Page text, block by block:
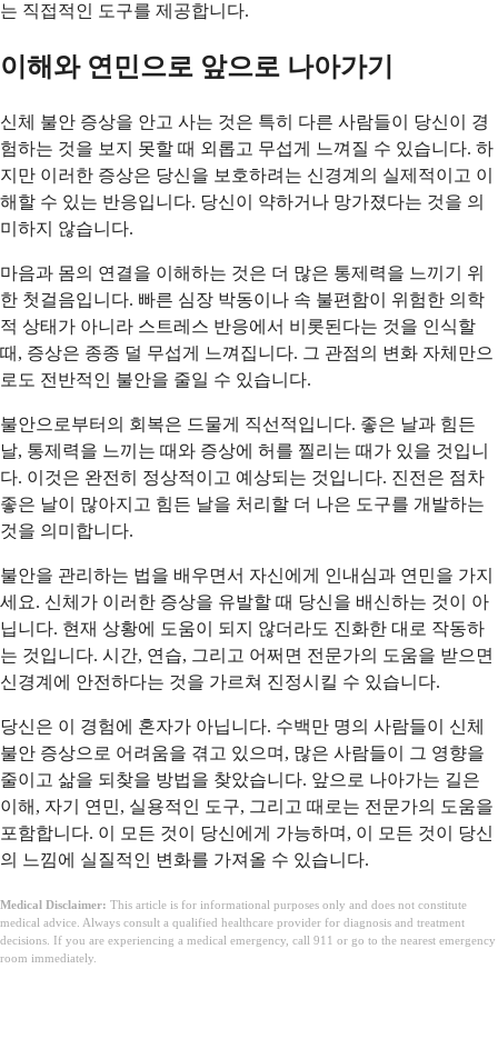
는 직접적인 도구를 제공합니다.
이해와 연민으로 앞으로 나아가기
신체 불안 증상을 안고 사는 것은 특히 다른 사람들이 당신이 경
험하는 것을 보지 못할 때 외롭고 무섭게 느껴질 수 있습니다. 하
지만 이러한 증상은 당신을 보호하려는 신경계의 실제적이고 이
해할 수 있는 반응입니다. 당신이 약하거나 망가졌다는 것을 의
미하지 않습니다.
마음과 몸의 연결을 이해하는 것은 더 많은 통제력을 느끼기 위
한 첫걸음입니다. 빠른 심장 박동이나 속 불편함이 위험한 의학
적 상태가 아니라 스트레스 반응에서 비롯된다는 것을 인식할
때, 증상은 종종 덜 무섭게 느껴집니다. 그 관점의 변화 자체만으
로도 전반적인 불안을 줄일 수 있습니다.
불안으로부터의 회복은 드물게 직선적입니다. 좋은 날과 힘든
날, 통제력을 느끼는 때와 증상에 허를 찔리는 때가 있을 것입니
다. 이것은 완전히 정상적이고 예상되는 것입니다. 진전은 점차
좋은 날이 많아지고 힘든 날을 처리할 더 나은 도구를 개발하는
것을 의미합니다.
불안을 관리하는 법을 배우면서 자신에게 인내심과 연민을 가지
세요. 신체가 이러한 증상을 유발할 때 당신을 배신하는 것이 아
닙니다. 현재 상황에 도움이 되지 않더라도 진화한 대로 작동하
는 것입니다. 시간, 연습, 그리고 어쩌면 전문가의 도움을 받으면
신경계에 안전하다는 것을 가르쳐 진정시킬 수 있습니다.
당신은 이 경험에 혼자가 아닙니다. 수백만 명의 사람들이 신체
불안 증상으로 어려움을 겪고 있으며, 많은 사람들이 그 영향을
줄이고 삶을 되찾을 방법을 찾았습니다. 앞으로 나아가는 길은
이해, 자기 연민, 실용적인 도구, 그리고 때로는 전문가의 도움을
포함합니다. 이 모든 것이 당신에게 가능하며, 이 모든 것이 당신
의 느낌에 실질적인 변화를 가져올 수 있습니다.
Medical Disclaimer: This article is for informational purposes only and does not constitute
medical advice. Always consult a qualified healthcare provider for diagnosis and treatment
decisions. If you are experiencing a medical emergency, call 911 or go to the nearest emergency
room immediately.